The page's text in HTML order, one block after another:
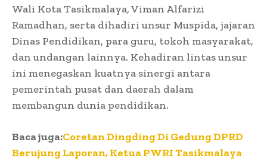
Wali Kota Tasikmalaya, Viman Alfarizi
Ramadhan, serta dihadiri unsur Muspida, jajaran
Dinas Pendidikan, para guru, tokoh masyarakat,
dan undangan lainnya. Kehadiran lintas unsur
ini menegaskan kuatnya sinergi antara
pemerintah pusat dan daerah dalam
membangun dunia pendidikan.
Baca juga:Coretan Dingding Di Gedung DPRD
Berujung Laporan, Ketua PWRI Tasikmalaya